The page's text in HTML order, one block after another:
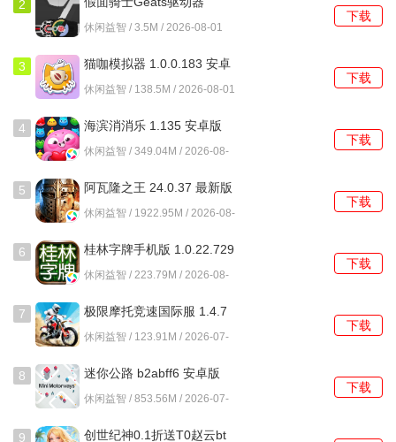
在游戏开始时，选择适合自己的初始牌组，尽量涵盖攻击、
防御和增益效果，以应对不同的战斗情况。
探索地牢时，注意观察敌人的行动模式，合理利用环境与牌
组的优势，制定合适的战术来击败敌人。
优先使用能够造成高伤害或控制敌人的牌，控制局势后再逐
步消耗敌人的生命值。
时刻关注手中的牌，灵活调整策略，避免在关键时刻因为牌
组不合适而陷入被动局面。
不要急于进入更深的地牢，适时返回补给和调整牌组，确保
自己在每次挑战中都能保持最佳状态。
怪物传说游戏评测
略，玩家不仅要在快速反应，还需要在牌组构建上进行深思
熟虑。游戏的机制让每一次战斗都充满了变数，玩家通过不
断尝试和调整，能够找到最适合自己的策略。特别是在面对
2
1.0.0 安卓版
休闲益智 / 3.5M / 2026-08-01
下载
3
猫咖模拟器 1.0.0.183 安卓
版
休闲益智 / 138.5M / 2026-08-01
下载
4 海滨消消乐 1.135 安卓版
休闲益智 / 349.04M / 2026-08-
下载
5 阿瓦隆之王 24.0.37 最新版
休闲益智 / 1922.95M / 2026-08-
下载
6
桂林字牌手机版 1.0.22.729
最新版
休闲益智 / 223.79M / 2026-08-
下载
7
极限摩托竞速国际服 1.4.7
安卓版
休闲益智 / 123.91M / 2026-07-
下载
8 迷你公路 b2abff6 安卓版
休闲益智 / 853.56M / 2026-07-
下载
9 创世纪神0.1折送T0赵云bt